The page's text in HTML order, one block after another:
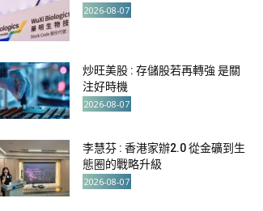
2026-08-07
炒旺美股 : 存儲股若再轉強 是關
注好時機
2026-08-07
李慧芬 : 香港家辦2.0 從金礦到生
態圈的戰略升級
2026-08-07